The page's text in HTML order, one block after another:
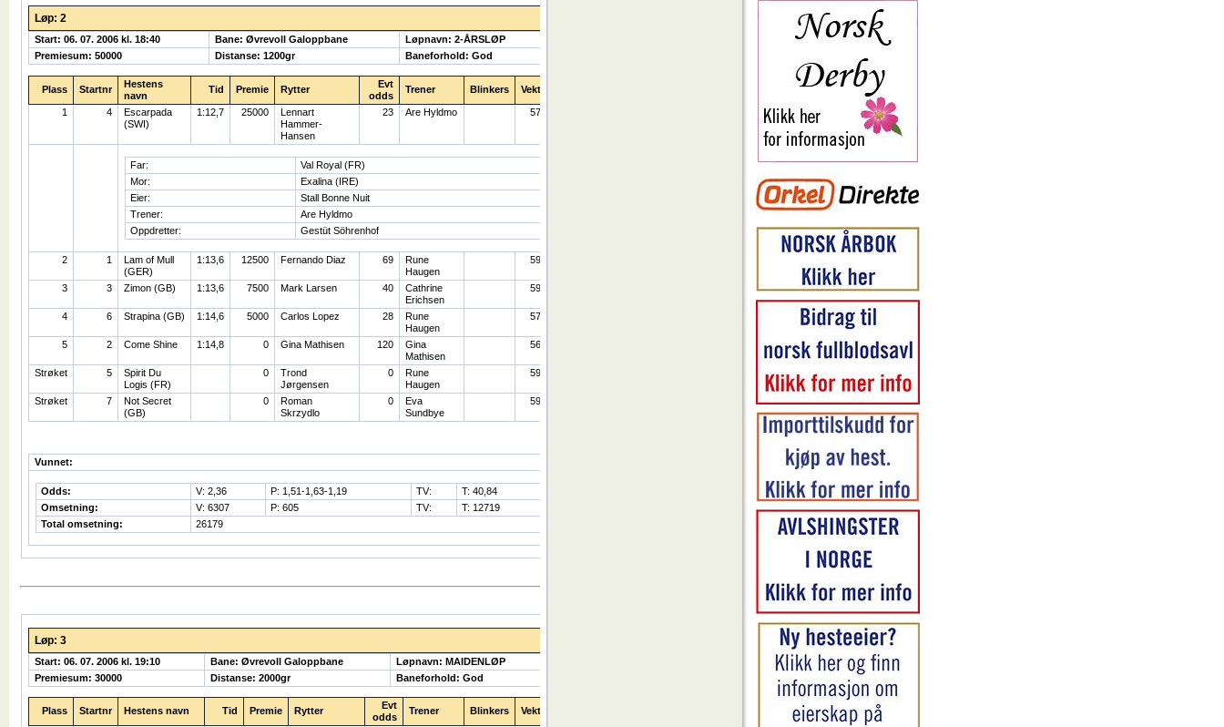
Løp: 2
Start: 06. 07. 2006 kl. 18:40 Bane: Øvrevoll Galoppbane
Løpnavn: 2-ÅRSLØP
Premiesum: 50000
Distanse: 1200gr Baneforhold: God
Plass Startnr
Hestens
navn
Tid Premie Rytter
Evt
odds
Trener Blinkers Vekt
1 4
Escarpada
(SWI)
1:12,7 25000
Lennart
Hammer-
Hansen
23 Are Hyldmo 57
Far:
Val Royal (FR)
Mor:
Exalina (IRE)
Eier:
Stall Bonne Nuit
Trener:
Are Hyldmo
Oppdretter:
Gestüt Söhrenhof
2 1
Lam of Mull
(GER)
1:13,6 12500 Fernando Diaz 69
Rune
Haugen
59
3 3 Zimon (GB) 1:13,6 7500 Mark Larsen 40
Cathrine
Erichsen
59
4 6 Strapina (GB) 1:14,6 5000 Carlos Lopez 28
Rune
Haugen
57
5 2 Come Shine 1:14,8 0 Gina Mathisen 120
Gina
Mathisen
56
Strøket 5
Spirit Du
Logis (FR)
0
Trond
Jørgensen
0
Rune
Haugen
59
Strøket 7
Not Secret
(GB)
0
Roman
Skrzydlo
0
Eva
Sundbye
59
Vunnet:
Odds: V: 2,36 P: 1,51-1,63-1,19 TV:
T: 40,84
Omsetning:
V: 6307 P: 605 TV:
T: 12719
Total omsetning:
26179
Løp: 3
Start: 06. 07. 2006 kl. 19:10 Bane: Øvrevoll Galoppbane
Løpnavn: MAIDENLØP
Premiesum: 30000
Distanse: 2000gr Baneforhold: God
Plass Startnr Hestens navn Tid Premie Rytter
Evt
odds
Trener Blinkers Vekt